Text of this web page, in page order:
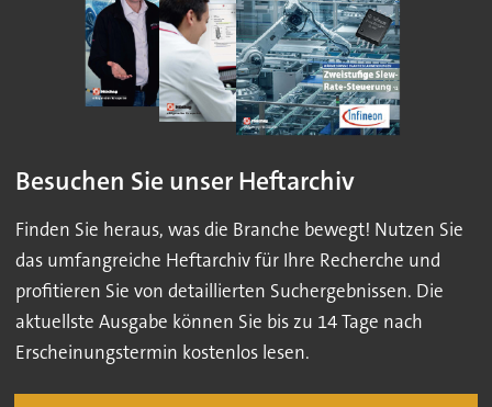
Besuchen Sie unser Heftarchiv
Finden Sie heraus, was die Branche bewegt! Nutzen Sie
das umfangreiche Heftarchiv für Ihre Recherche und
profitieren Sie von detaillierten Suchergebnissen. Die
aktuellste Ausgabe können Sie bis zu 14 Tage nach
Erscheinungstermin kostenlos lesen.